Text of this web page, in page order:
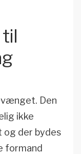
Den
ikke
og der bydes
formand